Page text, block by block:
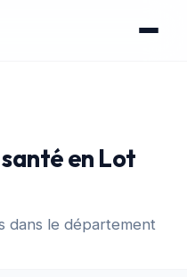
en Lot
dans le département